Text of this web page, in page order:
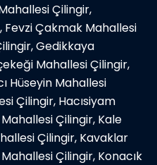
Çilingir,
Fevzi Çakmak Mahallesi
Gedikkaya
Mahallesi Çilingir,
Hüseyin Mahallesi
Çilingir, Hacısiyam
Çilingir, Kale
Çilingir, Kavaklar
Çilingir, Konacık